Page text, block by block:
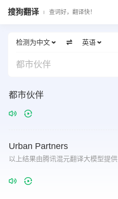
搜狗翻译 查词好，翻译快！
检测为中文 英语
都市伙伴
都市伙伴
Urban Partners
以上结果由腾讯混元翻译大模型提供